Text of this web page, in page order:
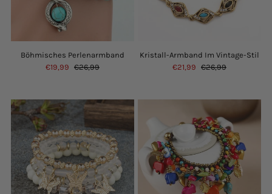
Böhmisches Perlenarmband
€19,99 €26,99
Kristall-Armband Im Vintage-Stil
€21,99
€26,99